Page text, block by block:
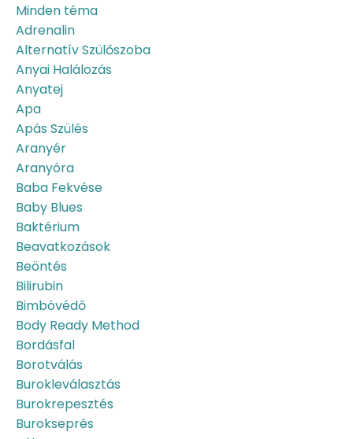
Minden téma
Adrenalin
Alternatív Szülőszoba
Anyai Halálozás
Anyatej
Apa
Apás Szülés
Aranyér
Aranyóra
Baba Fekvése
Baby Blues
Baktérium
Beavatkozások
Beöntés
Bilirubin
Bimbóvédő
Body Ready Method
Bordásfal
Borotválás
Burokleválasztás
Burokrepesztés
Burokseprés